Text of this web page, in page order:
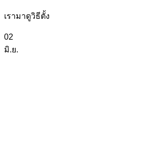
เรามาดูวิธีตั้ง
02
มิ.ย.